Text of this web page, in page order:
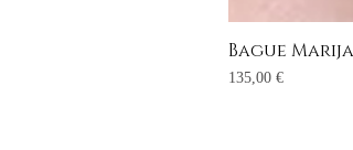
Bague Marija
Prix
135,00 €